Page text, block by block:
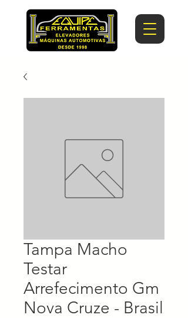
Tampa Macho
Testar
Arrefecimento Gm
Nova Cruze - Brasil